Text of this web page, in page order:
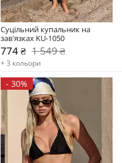
Суцільний купальник на
зав'язках KU-1050
774 ₴ 1 549 ₴
+ 3 кольори
- 30%